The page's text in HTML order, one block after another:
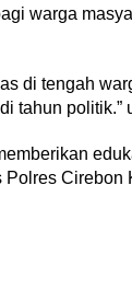
warga
di tengah
tahun politik.”
Cirebon